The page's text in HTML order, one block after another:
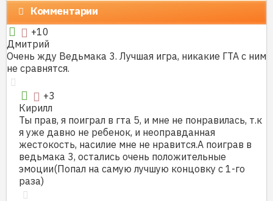
Комментарии
+10
Дмитрий
Очень жду Ведьмака 3. Лучшая игра, никакие ГТА с ним
не сравнятся.
+3
Кирилл
Ты прав, я поиграл в гта 5, и мне не понравилась, т.к
я уже давно не ребенок, и неоправданная
жестокость, насилие мне не нравится.А поиграв в
ведьмака 3, остались очень положительные
эмоции(Попал на самую лучшую концовку с 1-го
раза)